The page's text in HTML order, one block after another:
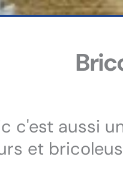
c'est aussi
et